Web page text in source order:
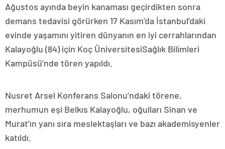
Ağustos ayında beyin kanaması geçirdikten sonra
demans tedavisi görürken 17 Kasım’da İstanbul’daki
evinde yaşamını yitiren dünyanın en iyi cerrahlarından
Kalayoğlu (84) için Koç ÜniversitesiSağlık Bilimleri
Kampüsü’nde tören yapıldı.
Nusret Arsel Konferans Salonu’ndaki törene,
merhumun eşi Belkıs Kalayoğlu, oğulları Sinan ve
Murat’ın yanı sıra meslektaşları ve bazı akademisyenler
katıldı.